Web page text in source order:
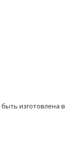
изготовлена в